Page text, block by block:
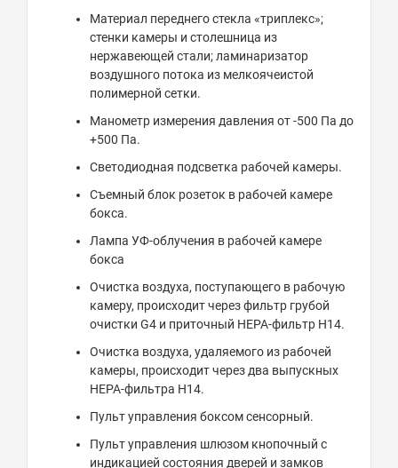
Материал переднего стекла «триплекс»;
стенки камеры и столешница из
нержавеющей стали; ламинаризатор
воздушного потока из мелкоячеистой
полимерной сетки.
Манометр измерения давления от -500 Па до
+500 Па.
Светодиодная подсветка рабочей камеры.
Съемный блок розеток в рабочей камере
бокса.
Лампа УФ-облучения в рабочей камере
бокса
Очистка воздуха, поступающего в рабочую
камеру, происходит через фильтр грубой
очистки G4 и приточный НЕРА-фильтр Н14.
Очистка воздуха, удаляемого из рабочей
камеры, происходит через два выпускных
HEPA-фильтра Н14.
Пульт управления боксом сенсорный.
Пульт управления шлюзом кнопочный с
индикацией состояния дверей и замков